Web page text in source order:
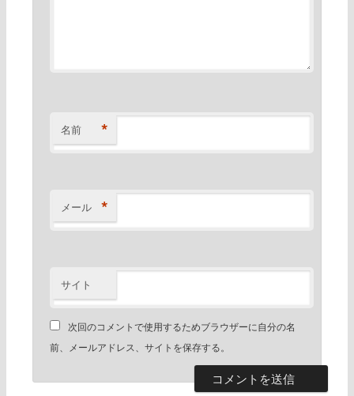
名前 *
メール *
サイト
次回のコメントで使用するためブラウザーに自分の名
前、メールアドレス、サイトを保存する。